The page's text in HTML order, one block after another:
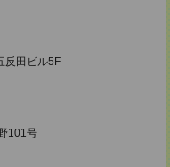
反田ビル5F
101号